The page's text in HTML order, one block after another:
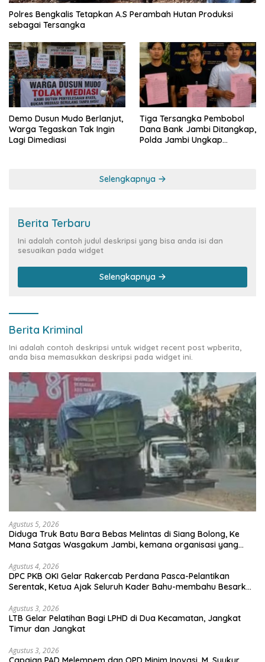
Polres Bengkalis Tetapkan A.S Perambah Hutan Produksi
sebagai Tersangka
Demo Dusun Mudo Berlanjut,
Warga Tegaskan Tak Ingin
Lagi Dimediasi
Tiga Tersangka Pembobol
Dana Bank Jambi Ditangkap,
Polda Jambi Ungkap
Selengkapnya
Berita Terbaru
Ini adalah contoh judul deskripsi yang bisa anda isi dan
sesuaikan pada widget
Selengkapnya
Berita Kriminal
Ini adalah contoh deskripsi untuk widget recent post wpberita,
anda bisa memasukkan deskripsi pada widget ini.
Agustus 5, 2026
Diduga Truk Batu Bara Bebas Melintas di Siang Bolong, Ke
Mana Satgas Wasgakum Jambi, kemana organisasi yang
Agustus 4, 2026
DPC PKB OKI Gelar Rakercab Perdana Pasca-Pelantikan
Serentak, Ketua Ajak Seluruh Kader Bahu-membahu Besarkan
Agustus 3, 2026
LTB Gelar Pelatihan Bagi LPHD di Dua Kecamatan, Jangkat
Timur dan Jangkat
Agustus 3, 2026